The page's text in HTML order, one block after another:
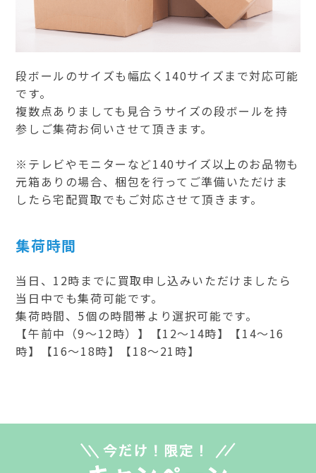
段ボールのサイズも幅広く140サイズまで対応可能
です。
複数点ありましても見合うサイズの段ボールを持
参しご集荷お伺いさせて頂きます。
※テレビやモニターなど140サイズ以上のお品物も
元箱ありの場合、梱包を行ってご準備いただけま
したら宅配買取でもご対応させて頂きます。
集荷時間
当日、12時までに買取申し込みいただけましたら
当日中でも集荷可能です。
集荷時間、5個の時間帯より選択可能です。
【午前中（9～12時）】【12～14時】【14～16
時】【16～18時】【18～21時】